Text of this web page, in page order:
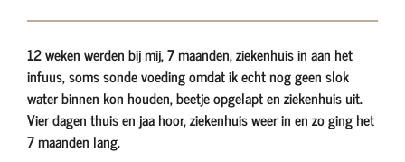
12 weken werden bij mij, 7 maanden, ziekenhuis in aan het
infuus, soms sonde voeding omdat ik echt nog geen slok
water binnen kon houden, beetje opgelapt en ziekenhuis uit.
Vier dagen thuis en jaa hoor, ziekenhuis weer in en zo ging het
7 maanden lang.